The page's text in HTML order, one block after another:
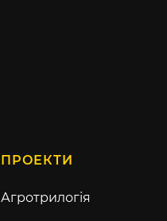
ПРОЕКТИ
Агротрилогія